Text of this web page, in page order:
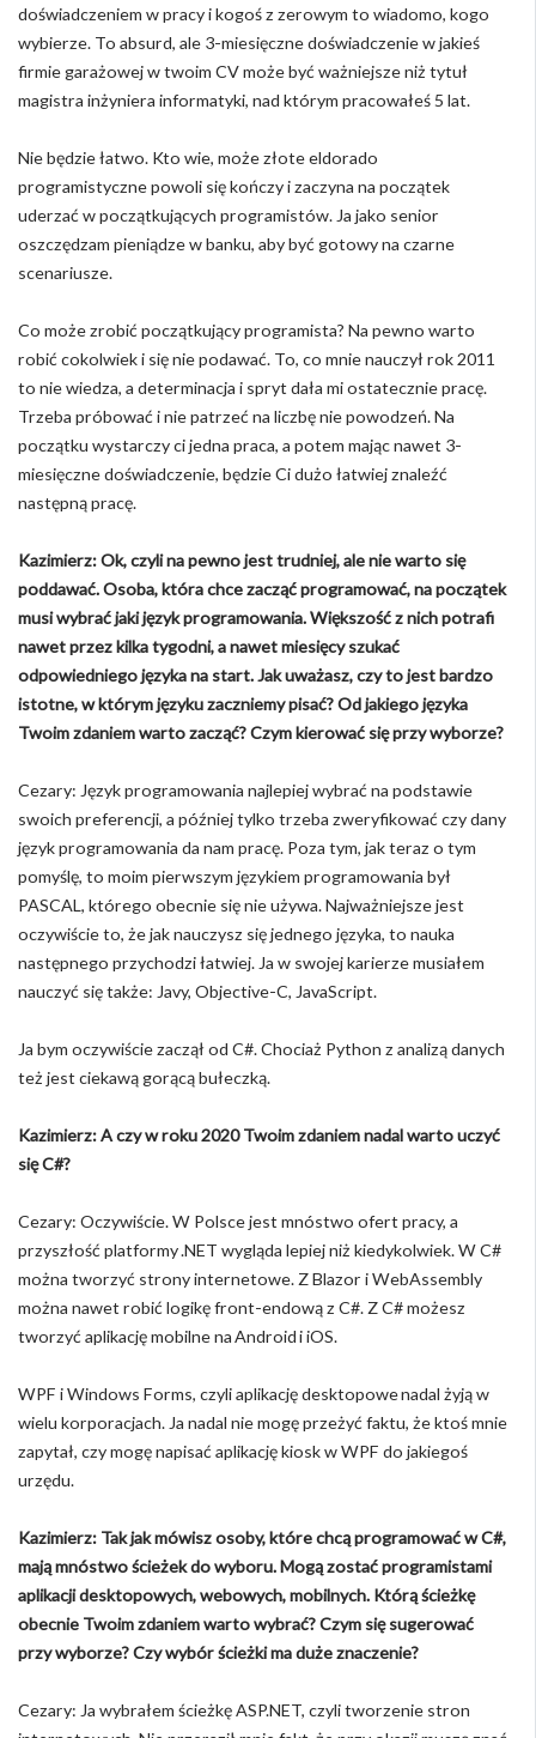
doświadczeniem w pracy i kogoś z zerowym to wiadomo, kogo
wybierze. To absurd, ale 3-miesięczne doświadczenie w jakieś
firmie garażowej w twoim CV może być ważniejsze niż tytuł
magistra inżyniera informatyki, nad którym pracowałeś 5 lat.
Nie będzie łatwo. Kto wie, może złote eldorado
programistyczne powoli się kończy i zaczyna na początek
uderzać w początkujących programistów. Ja jako senior
oszczędzam pieniądze w banku, aby być gotowy na czarne
scenariusze.
Co może zrobić początkujący programista? Na pewno warto
robić cokolwiek i się nie podawać. To, co mnie nauczył rok 2011
to nie wiedza, a determinacja i spryt dała mi ostatecznie pracę.
Trzeba próbować i nie patrzeć na liczbę nie powodzeń. Na
początku wystarczy ci jedna praca, a potem mając nawet 3-
miesięczne doświadczenie, będzie Ci dużo łatwiej znaleźć
następną pracę.
Kazimierz: Ok, czyli na pewno jest trudniej, ale nie warto się
poddawać. Osoba, która chce zacząć programować, na początek
musi wybrać jaki język programowania. Większość z nich potrafi
nawet przez kilka tygodni, a nawet miesięcy szukać
odpowiedniego języka na start. Jak uważasz, czy to jest bardzo
istotne, w którym języku zaczniemy pisać? Od jakiego języka
Twoim zdaniem warto zacząć? Czym kierować się przy wyborze?
Cezary: Język programowania najlepiej wybrać na podstawie
swoich preferencji, a później tylko trzeba zweryfikować czy dany
język programowania da nam pracę. Poza tym, jak teraz o tym
pomyślę, to moim pierwszym językiem programowania był
PASCAL, którego obecnie się nie używa. Najważniejsze jest
oczywiście to, że jak nauczysz się jednego języka, to nauka
następnego przychodzi łatwiej. Ja w swojej karierze musiałem
nauczyć się także: Javy, Objective-C, JavaScript.
Ja bym oczywiście zaczął od C#. Chociaż Python z analizą danych
też jest ciekawą gorącą bułeczką.
Kazimierz: A czy w roku 2020 Twoim zdaniem nadal warto uczyć
się C#?
Cezary: Oczywiście. W Polsce jest mnóstwo ofert pracy, a
przyszłość platformy .NET wygląda lepiej niż kiedykolwiek. W C#
można tworzyć strony internetowe. Z Blazor i WebAssembly
można nawet robić logikę front-endową z C#. Z C# możesz
tworzyć aplikację mobilne na Android i iOS.
WPF i Windows Forms, czyli aplikację desktopowe nadal żyją w
wielu korporacjach. Ja nadal nie mogę przeżyć faktu, że ktoś mnie
zapytał, czy mogę napisać aplikację kiosk w WPF do jakiegoś
urzędu.
Kazimierz: Tak jak mówisz osoby, które chcą programować w C#,
mają mnóstwo ścieżek do wyboru. Mogą zostać programistami
aplikacji desktopowych, webowych, mobilnych. Którą ścieżkę
obecnie Twoim zdaniem warto wybrać? Czym się sugerować
przy wyborze? Czy wybór ścieżki ma duże znaczenie?
Cezary: Ja wybrałem ścieżkę ASP.NET, czyli tworzenie stron